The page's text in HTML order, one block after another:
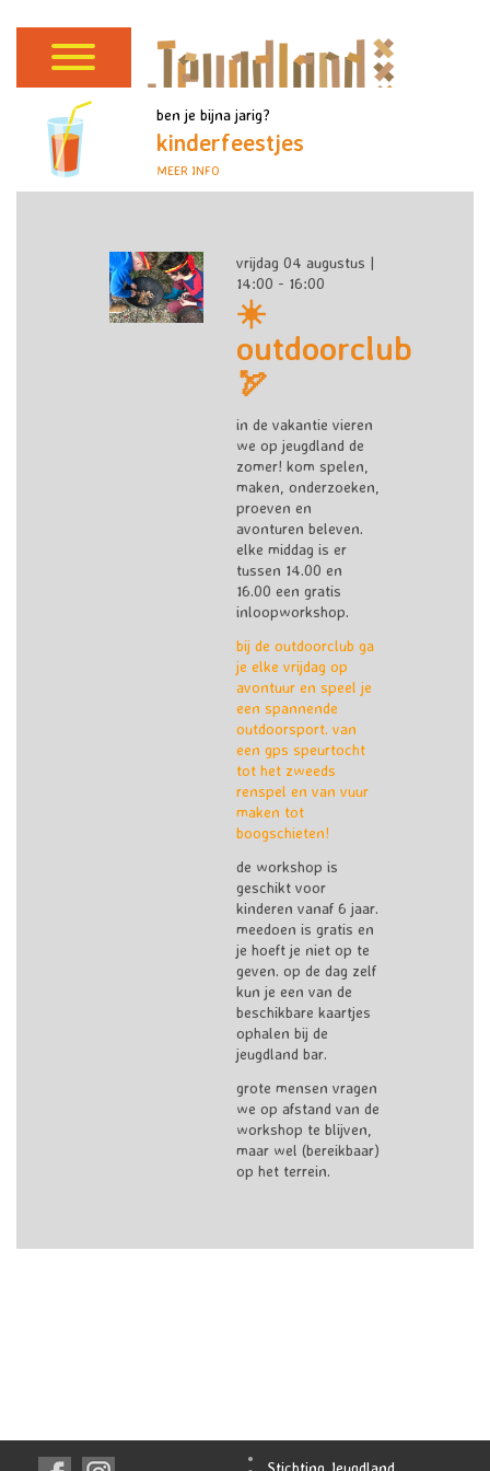
ben je bijna jarig?
kinderfeestjes
MEER INFO
vrijdag 04 augustus |
14:00 - 16:00
☀️
outdoorclub
🏹
in de vakantie vieren
we op jeugdland de
zomer! kom spelen,
maken, onderzoeken,
proeven en
avonturen beleven.
elke middag is er
tussen 14.00 en
16.00 een gratis
inloopworkshop.
bij de outdoorclub ga
je elke vrijdag op
avontuur en speel je
een spannende
outdoorsport. van
een gps speurtocht
tot het zweeds
renspel en van vuur
maken tot
boogschieten!
de workshop is
geschikt voor
kinderen vanaf 6 jaar.
meedoen is gratis en
je hoeft je niet op te
geven. op de dag zelf
kun je een van de
beschikbare kaartjes
ophalen bij de
jeugdland bar.
grote mensen vragen
we op afstand van de
workshop te blijven,
maar wel (bereikbaar)
op het terrein.
Stichting Jeugdland